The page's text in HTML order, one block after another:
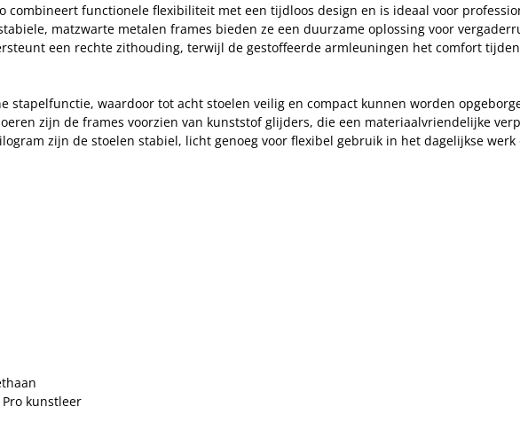
combineert functionele flexibiliteit met een tijdloos design en is ideaal voor
matzwarte metalen frames bieden ze een duurzame oplossing voor
een rechte zithouding, terwijl de gestoffeerde armleuningen het comfort
stapelfunctie, waardoor tot acht stoelen veilig en compact kunnen worden
zijn de frames voorzien van kunststof glijders, die een materiaalvriendelijke
zijn de stoelen stabiel, licht genoeg voor flexibel gebruik in het dagelijkse
kunstleer